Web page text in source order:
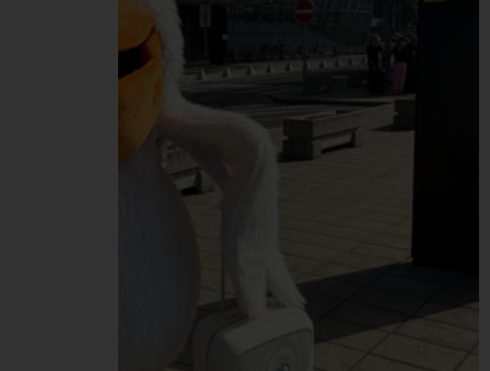
rámci Dňa zdravia sa
naprieč celou našou
Pelikán Group zapojilo
spolu…